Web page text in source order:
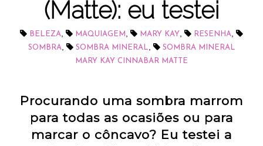
(Matte): eu testei
BELEZA, MAQUIAGEM , MARY KAY, RESENHA,
SOMBRA, SOMBRA MINERAL,
SOMBRA MINERAL
MARY KAY CINNABAR MATTE
Procurando uma sombra marrom
para todas as ocasiões ou para
marcar o côncavo? Eu testei a